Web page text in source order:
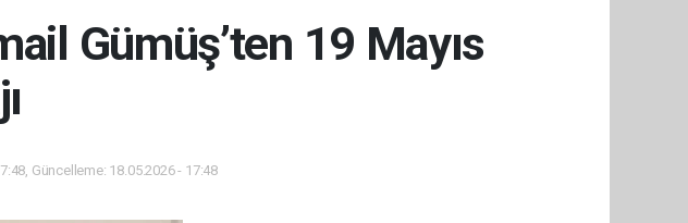
Gümüş’ten 19 Mayıs
Güncelleme: 18.05.2026 - 17:48